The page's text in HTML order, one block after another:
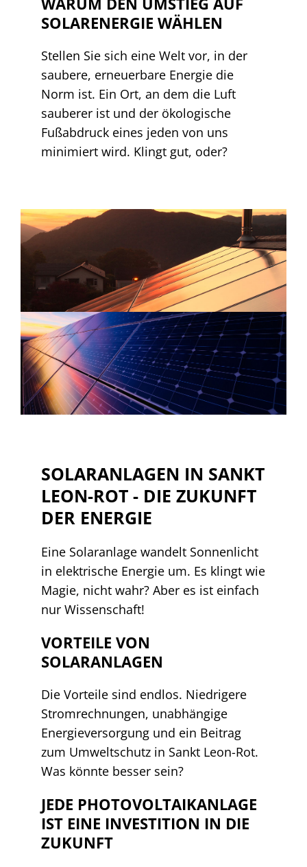
SOLARENERGIE WÄHLEN
Stellen Sie sich eine Welt vor, in der
saubere, erneuerbare Energie die
Norm ist. Ein Ort, an dem die Luft
sauberer ist und der ökologische
Fußabdruck eines jeden von uns
minimiert wird. Klingt gut, oder?
SOLARANLAGEN IN SANKT
LEON-ROT - DIE ZUKUNFT
DER ENERGIE
Eine Solaranlage wandelt Sonnenlicht
in elektrische Energie um. Es klingt wie
Magie, nicht wahr? Aber es ist einfach
nur Wissenschaft!
VORTEILE VON
SOLARANLAGEN
Die Vorteile sind endlos. Niedrigere
Stromrechnungen, unabhängige
Energieversorgung und ein Beitrag
zum Umweltschutz in Sankt Leon-Rot.
Was könnte besser sein?
JEDE PHOTOVOLTAIKANLAGE
IST EINE INVESTITION IN DIE
ZUKUNFT